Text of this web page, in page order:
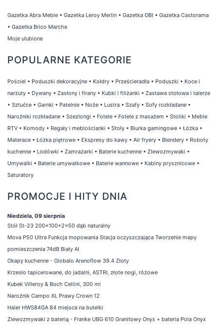
Gazetka Abra Meble • Gazetka Leroy Merlin • Gazetka OBI • Gazetka Castorama
• Gazetka Brico Marche
Moje ulubione
POPULARNE KATEGORIE
Pościel • Poduszki dekoracyjne • Kołdry • Prześcieradła • Poduszki • Koce i
narzuty • Dywany • Zasłony i firany • Kubki i filiżanki • Zastawa stołowa i talerze
• Sztućce • Garnki • Patelnie • Noże • Lustra • Szafy • Sofy rozkładane •
Narożniki rozkładane • Szezlongi • Fotele • Fotele z masażem • Stoliki • Meble
RTV • Komody • Regały i meblościanki • Stoły • Biurka gamingowe • Łóżka •
Materace • Łóżka piętrowe • Ekspresy do kawy • Air fryery • Blendery • Roboty
kuchenne • Lodówki • Zamrażarki • Baterie kuchenne • Zlewozmywaki •
Umywalki • Baterie umywalkowe • Baterie wannowe • Kabiny prysznicowe •
Saturatory
PROMOCJE I HITY DNIA
Niedziela, 09 sierpnia
Stół St-23 200x100+2x50 dąb naturalny
Mova P50 Ultra Funkcja mopowania Stacja oczyszczająca Tworzenie mapy
pomieszczenia 74dB Biały AI
Okapy kuchenne - Globalo Arenoflow 39.4 Złoty
Krzesło tapicerowane, do jadalni, ASTRI, złote nogi, różowe
Kubek Villeroy & Boch Cellini, 300 ml
Narożnik Campo XL Prawy Crown 12
Haier HWS84GA 84 miejsca na butelki
Zlewozmywaki z baterią - Franke UBG 610 Granitowy Onyx + bateria Pola Onyx